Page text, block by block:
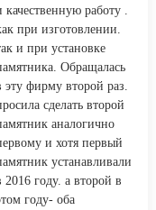
качественную работу .
при изготовлении.
и при установке
Обращалась
эту фирму второй раз.
сделать второй
аналогично
и хотя первый
устанавливали
2016 году. а второй в
году- оба